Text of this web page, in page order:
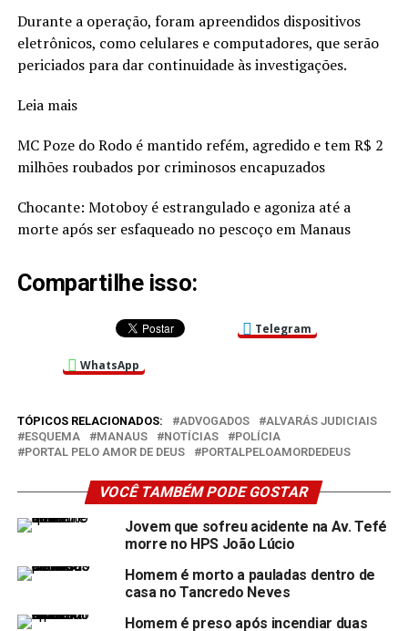
Durante a operação, foram apreendidos dispositivos
eletrônicos, como celulares e computadores, que serão
periciados para dar continuidade às investigações.
Leia mais
MC Poze do Rodo é mantido refém, agredido e tem R$ 2
milhões roubados por criminosos encapuzados
Chocante: Motoboy é estrangulado e agoniza até a
morte após ser esfaqueado no pescoço em Manaus
Compartilhe isso:
Telegram
WhatsApp
TÓPICOS RELACIONADOS: ADVOGADOS
ALVARÁS JUDICIAIS
ESQUEMA
MANAUS NOTÍCIAS
POLÍCIA
PORTAL PELO AMOR DE DEUS
PORTALPELOAMORDEDEUS
VOCÊ TAMBÉM PODE GOSTAR
Jovem que sofreu acidente na Av. Tefé
morre no HPS João Lúcio
Homem é morto a pauladas dentro de
casa no Tancredo Neves
Homem é preso após incendiar duas